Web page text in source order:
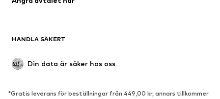
Upcycling
HANDLA SÄKERT
Din data är säker hos oss
*Gratis leverans för beställningar från 449,00 kr, annars tillkommer